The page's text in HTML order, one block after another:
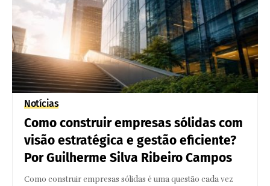
Notícias
Como construir empresas sólidas com
visão estratégica e gestão eficiente?
Por Guilherme Silva Ribeiro Campos
Como construir empresas sólidas é uma questão cada vez